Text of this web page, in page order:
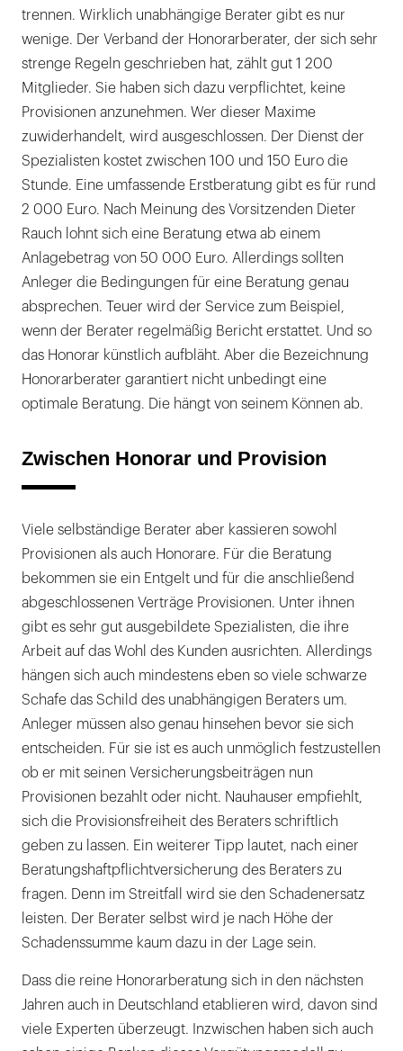
trennen. Wirklich unabhängige Berater gibt es nur
wenige. Der Verband der Honorarberater, der sich sehr
strenge Regeln geschrieben hat, zählt gut 1 200
Mitglieder. Sie haben sich dazu verpflichtet, keine
Provisionen anzunehmen. Wer dieser Maxime
zuwiderhandelt, wird ausgeschlossen. Der Dienst der
Spezialisten kostet zwischen 100 und 150 Euro die
Stunde. Eine umfassende Erstberatung gibt es für rund
2 000 Euro. Nach Meinung des Vorsitzenden Dieter
Rauch lohnt sich eine Beratung etwa ab einem
Anlagebetrag von 50 000 Euro. Allerdings sollten
Anleger die Bedingungen für eine Beratung genau
absprechen. Teuer wird der Service zum Beispiel,
wenn der Berater regelmäßig Bericht erstattet. Und so
das Honorar künstlich aufbläht. Aber die Bezeichnung
Honorarberater garantiert nicht unbedingt eine
optimale Beratung. Die hängt von seinem Können ab.
Zwischen Honorar und Provision
Viele selbständige Berater aber kassieren sowohl
Provisionen als auch Honorare. Für die Beratung
bekommen sie ein Entgelt und für die anschließend
abgeschlossenen Verträge Provisionen. Unter ihnen
gibt es sehr gut ausgebildete Spezialisten, die ihre
Arbeit auf das Wohl des Kunden ausrichten. Allerdings
hängen sich auch mindestens eben so viele schwarze
Schafe das Schild des unabhängigen Beraters um.
Anleger müssen also genau hinsehen bevor sie sich
entscheiden. Für sie ist es auch unmöglich festzustellen
ob er mit seinen Versicherungsbeiträgen nun
Provisionen bezahlt oder nicht. Nauhauser empfiehlt,
sich die Provisionsfreiheit des Beraters schriftlich
geben zu lassen. Ein weiterer Tipp lautet, nach einer
Beratungshaftpflichtversicherung des Beraters zu
fragen. Denn im Streitfall wird sie den Schadenersatz
leisten. Der Berater selbst wird je nach Höhe der
Schadenssumme kaum dazu in der Lage sein.
Dass die reine Honorarberatung sich in den nächsten
Jahren auch in Deutschland etablieren wird, davon sind
viele Experten überzeugt. Inzwischen haben sich auch